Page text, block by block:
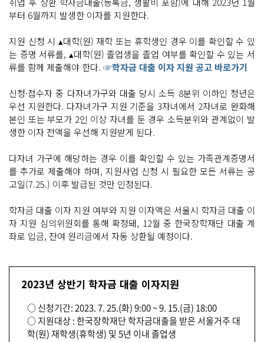
부터 6월까지 발생한 이자를 지원한다.
지원 신청 시 ▴대학(원) 재학 또는 휴학생인 경우 이를 확인할 수 있
는 증명 서류를, ▴대학(원) 졸업생을 졸업 여부를 확인할 수 있는 서
류를 함께 제출해야 한다. ☞학자금 대출 이자 지원 공고 바로가기
신청·접수자 중 다자녀가구와 대출 당시 소득 8분위 이하인 청년은
우선 지원한다. 다자녀가구 지원 기준을 3자녀에서 2자녀로 완화해
본인 또는 부모가 2인 이상 자녀를 둔 경우 소득분위와 관계없이 발
생한 이자 전액을 우선해 지원받게 된다.
다자녀 가구에 해당하는 경우 이를 확인할 수 있는 가족관계증명서
를 추가로 제출해야 하며, 지원사업 신청 시 필요한 모든 서류는 공
고일(7.25.) 이후 발급된 것만 인정된다.
학자금 대출 이자 지원 여부와 지원 이자액은 서울시 학자금 대출 이
자 지원 심의위원회를 통해 확정돼, 12월 중 한국장학재단 대출 계
좌로 입금, 잔여 원리금에서 자동 상환될 예정이다.
2023년 상반기 학자금 대출 이자지원
○ 신청기간: 2023. 7. 25.(화) 9:00 ~ 9. 15.(금) 18:00
○ 지원대상 : 한국장학재단 학자금대출을 받은 서울거주 대
학(원) 재학생(휴학생) 및 5년 이내 졸업생